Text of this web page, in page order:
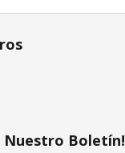
Nuestro Boletín!